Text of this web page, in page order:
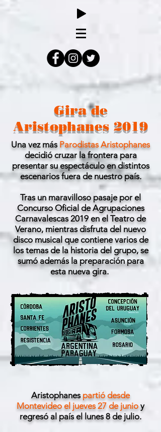
Gira de
Aristophanes 2019
Una vez más Parodistas Aristophanes
decidió cruzar la frontera para
presentar su espectáculo en distintos
escenarios fuera de nuestro país.
Tras un maravilloso pasaje por el
Concurso Oficial de Agrupaciones
Carnavalescas 2019 en el Teatro de
Verano, mientras disfruta del nuevo
disco musical que contiene varios de
los temas de la historia del grupo, se
sumó además la preparación para
esta nueva gira.
Aristophanespartió desde
Montevideo el jueves 27 de junioy
regresó al país el lunes 8 de julio.